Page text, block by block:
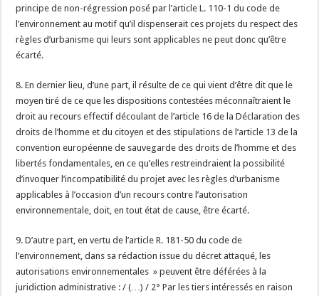
principe de non-régression posé par l’article L. 110-1 du code de
l’environnement au motif qu’il dispenserait ces projets du respect des
règles d’urbanisme qui leurs sont applicables ne peut donc qu’être
écarté.
8. En dernier lieu, d’une part, il résulte de ce qui vient d’être dit que le
moyen tiré de ce que les dispositions contestées méconnaîtraient le
droit au recours effectif découlant de l’article 16 de la Déclaration des
droits de l’homme et du citoyen et des stipulations de l’article 13 de la
convention européenne de sauvegarde des droits de l’homme et des
libertés fondamentales, en ce qu’elles restreindraient la possibilité
d’invoquer l’incompatibilité du projet avec les règles d’urbanisme
applicables à l’occasion d’un recours contre l’autorisation
environnementale, doit, en tout état de cause, être écarté.
9. D’autre part, en vertu de l’article R. 181-50 du code de
l’environnement, dans sa rédaction issue du décret attaqué, les
autorisations environnementales » peuvent être déférées à la
juridiction administrative : / (…) / 2° Par les tiers intéressés en raison